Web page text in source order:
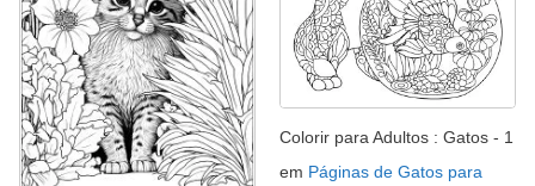
Colorir para Adultos : Gatos - 1
em Páginas de Gatos para